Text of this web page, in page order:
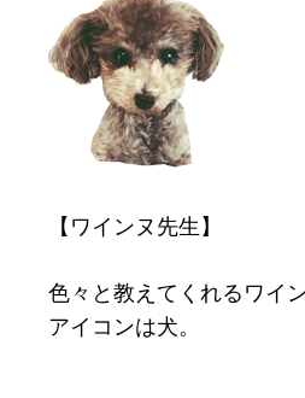
【ワインヌ先生】
色々と教えてくれるワイ
アイコンは犬。